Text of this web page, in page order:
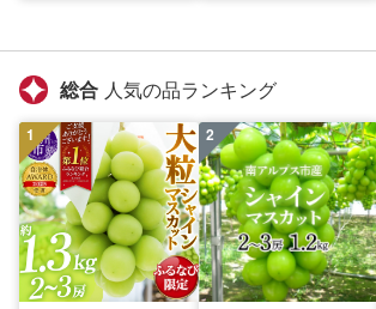
総合 人気の品ランキング
1 2